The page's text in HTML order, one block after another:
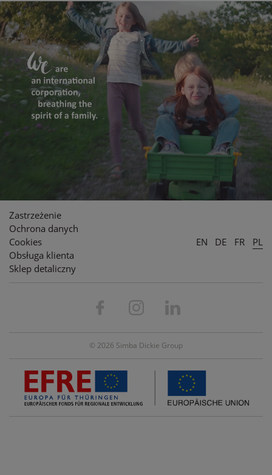
Zastrzeżenie
Ochrona danych
Cookies
Obsługa klienta
Sklep detaliczny
EN DE FR PL
© 2026 Simba Dickie Group